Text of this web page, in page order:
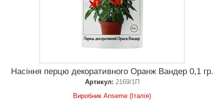
Насіння перцю декоративного Оранж Вандер 0,1 гр.
Артикул: 2169/1П
Виробник Anseme (Італія)